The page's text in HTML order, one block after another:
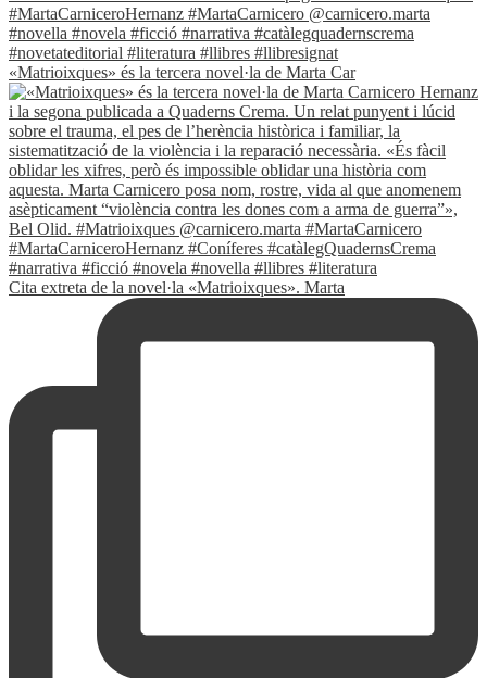
«Matrioixques» és la tercera novel·la de Marta Car
Cita extreta de la novel·la «Matrioixques». Marta